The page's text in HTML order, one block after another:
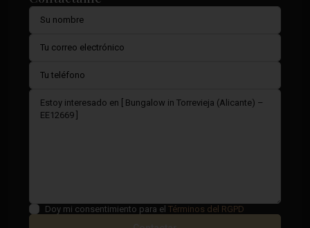
Doy mi consentimiento para el Términos del RGPD